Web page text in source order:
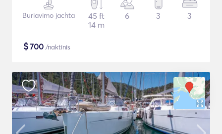
Buriavimo jachta
45 ft
14 m
6 3 3
$700 /naktinis